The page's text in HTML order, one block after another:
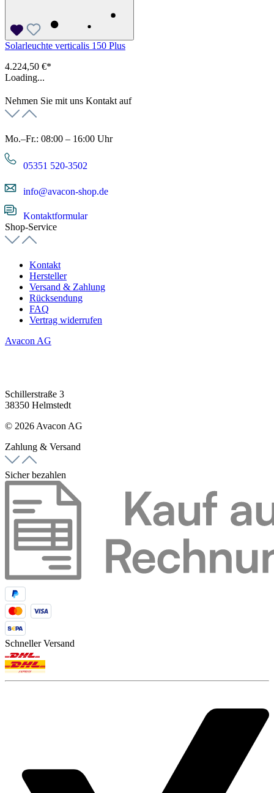
Solarleuchte verticalis 150 Plus
4.224,50 €*
Loading...
Nehmen Sie mit uns Kontakt auf
Mo.–Fr.: 08:00 – 16:00 Uhr
05351 520-3502
info@avacon-shop.de
Kontaktformular
Shop-Service
Kontakt
Hersteller
Versand & Zahlung
Rücksendung
FAQ
Vertrag widerrufen
Avacon AG
Schillerstraße 3
38350 Helmstedt
© 2026 Avacon AG
Zahlung & Versand
Sicher bezahlen
Schneller Versand